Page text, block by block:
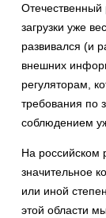
Отечественный
загрузки уже
развивался (и
внешних
регуляторам,
требования по
соблюдением
На российском
значительное
или иной
этой области